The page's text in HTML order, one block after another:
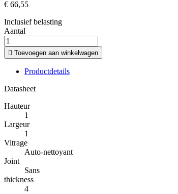
€ 66,55
Inclusief belasting
Aantal
 Toevoegen aan winkelwagen
Productdetails
Datasheet
Hauteur
1
Largeur
1
Vitrage
Auto-nettoyant
Joint
Sans
thickness
4